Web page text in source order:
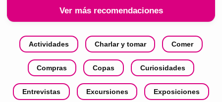
Ver más recomendaciones
Actividades Charlar y tomar Comer
Compras Copas Curiosidades
Entrevistas Excursiones Exposiciones